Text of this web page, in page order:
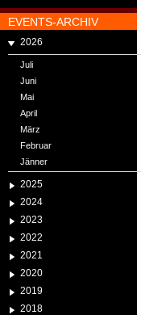
EVENTS-ARCHIV
2026
Juli
Juni
Mai
April
März
Februar
Jänner
2025
2024
2023
2022
2021
2020
2019
2018